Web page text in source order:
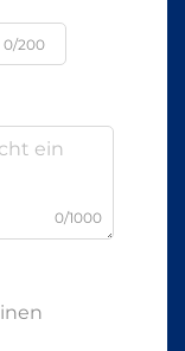
0/200
0/1000